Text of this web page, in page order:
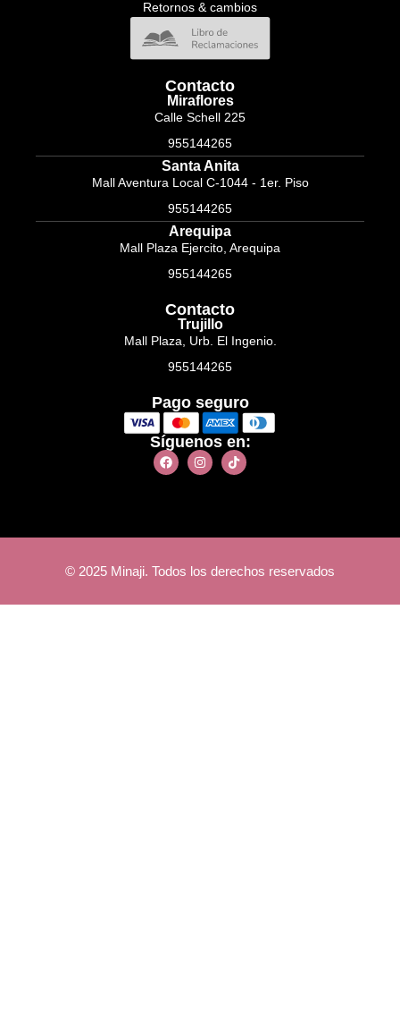
Retornos & cambios
Contacto
Miraflores
Calle Schell 225
955144265
Santa Anita
Mall Aventura Local C-1044 - 1er. Piso
955144265
Arequipa
Mall Plaza Ejercito, Arequipa
955144265
Contacto
Trujillo
Mall Plaza, Urb. El Ingenio.
955144265
Pago seguro
Síguenos en:
© 2025 Minaji. Todos los derechos reservados